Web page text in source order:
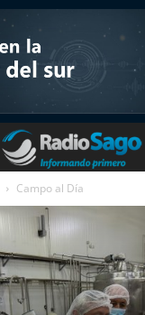
Campo al Día